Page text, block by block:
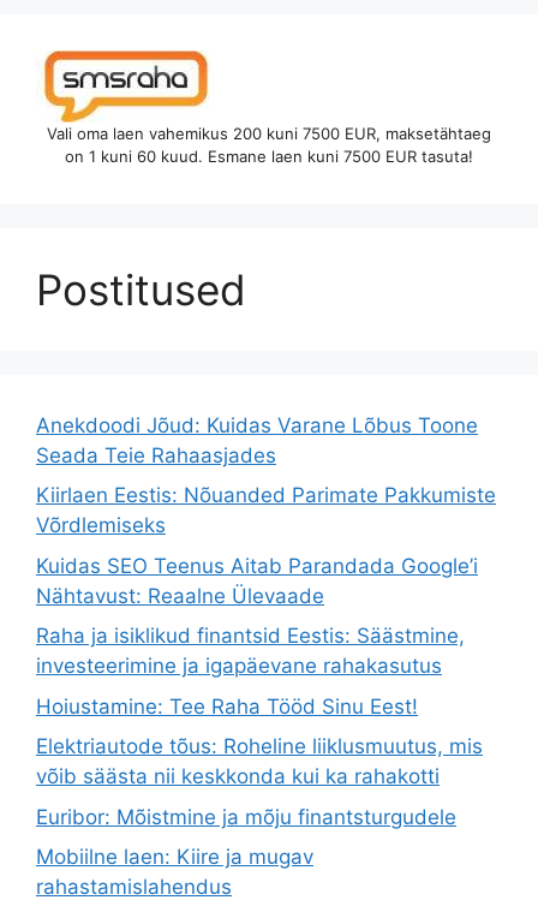
Vali oma laen vahemikus 200 kuni 7500 EUR, maksetähtaeg
on 1 kuni 60 kuud. Esmane laen kuni 7500 EUR tasuta!
Postitused
Anekdoodi Jõud: Kuidas Varane Lõbus Toone
Seada Teie Rahaasjades
Kiirlaen Eestis: Nõuanded Parimate Pakkumiste
Võrdlemiseks
Kuidas SEO Teenus Aitab Parandada Google’i
Nähtavust: Reaalne Ülevaade
Raha ja isiklikud finantsid Eestis: Säästmine,
investeerimine ja igapäevane rahakasutus
Hoiustamine: Tee Raha Tööd Sinu Eest!
Elektriautode tõus: Roheline liiklusmuutus, mis
võib säästa nii keskkonda kui ka rahakotti
Euribor: Mõistmine ja mõju finantsturgudele
Mobiilne laen: Kiire ja mugav
rahastamislahendus